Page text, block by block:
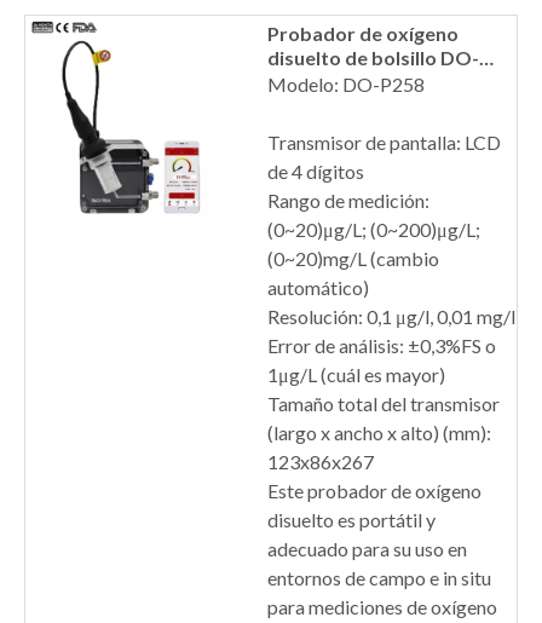
Probador de oxígeno
disuelto de bolsillo DO-
P258
Modelo: DO-P258
Transmisor de pantalla: LCD
de 4 dígitos
Rango de medición:
(0~20)μg/L; (0~200)μg/L;
(0~20)mg/L (cambio
automático)
Resolución: 0,1 μg/l, 0,01 mg/l
Error de análisis: ±0,3%FS o
1μg/L (cuál es mayor)
Tamaño total del transmisor
(largo x ancho x alto) (mm):
123x86x267
Este probador de oxígeno
disuelto es portátil y
adecuado para su uso en
entornos de campo e in situ
para mediciones de oxígeno